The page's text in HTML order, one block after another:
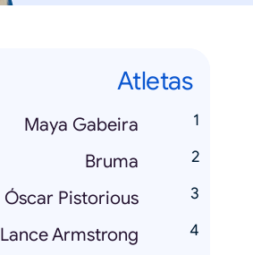
Atletas
Maya Gabeira
Bruma
Óscar Pistorious
Lance Armstrong